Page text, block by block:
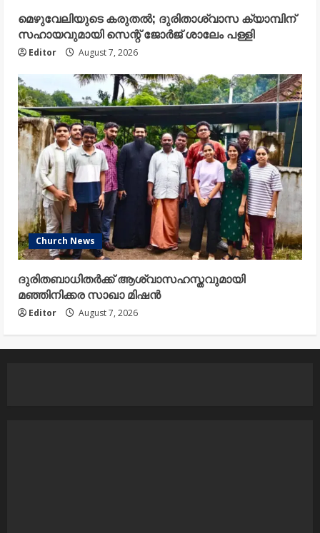
മെഴുവേലിയുടെ കരുതൽ; ദുരിതാശ്വാസ ക്യാമ്പിന്
സഹായവുമായി സെന്റ് ജോർജ് ശാലേം പള്ളി
Editor August 7, 2026
Church News
ദുരിതബാധിതർക്ക് ആശ്വാസഹസ്തവുമായി
മഞ്ഞിനിക്കര സാഖാ മിഷൻ
Editor August 7, 2026